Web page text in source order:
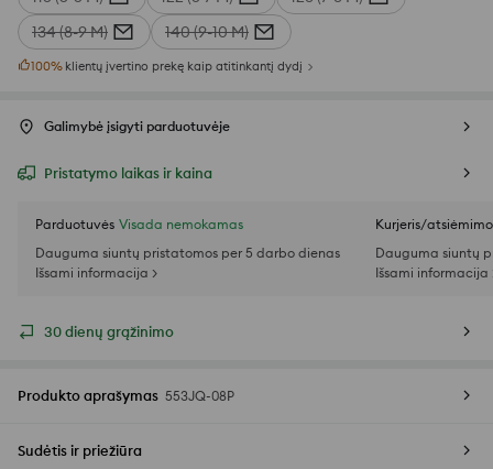
134 (8-9 M)
140 (9-10 M)
100% klientų įvertino prekę kaip atitinkantį dydį
Galimybė įsigyti parduotuvėje
Pristatymo laikas ir kaina
Parduotuvės Visada nemokamas
Dauguma siuntų pristatomos per 5 darbo dienas
Išsami informacija >
Kurjeris/
Dauguma siuntų
Išsami informacija
30 dienų grąžinimo
Produkto aprašymas 553JQ-08P
Sudėtis ir priežiūra